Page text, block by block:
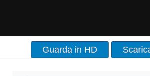
Guarda in HD